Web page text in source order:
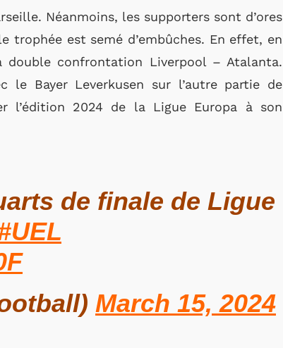
Néanmoins, les supporters sont d’ores
est semé d’embûches. En effet, en
confrontation Liverpool – Atalanta.
le Bayer Leverkusen sur l’autre partie de
l’édition 2024 de la Ligue Europa à son
de finale de Ligue
March 15, 2024